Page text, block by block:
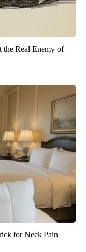
the Real Enemy of
for Neck Pain